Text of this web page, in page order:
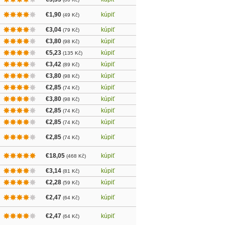
€1,90 (49 Kč) kúpiť
€3,04 (79 Kč)
kúpiť
€3,80 (98 Kč)
kúpiť
€5,23 (135 Kč)
kúpiť
€3,42 (89 Kč)
kúpiť
€3,80 (98 Kč)
kúpiť
€2,85 (74 Kč)
kúpiť
€3,80 (98 Kč)
kúpiť
€2,85 (74 Kč)
kúpiť
€2,85 (74 Kč) kúpiť
€2,85 (74 Kč) kúpiť
€18,05 (468 Kč) kúpiť
€3,14 (81 Kč)
kúpiť
€2,28 (59 Kč) kúpiť
€2,47 (64 Kč) kúpiť
€2,47 (64 Kč) kúpiť